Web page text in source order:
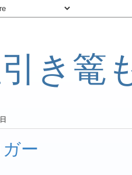
き篭
ー